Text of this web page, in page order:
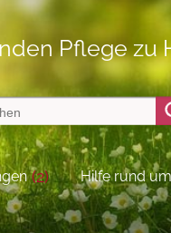
Pflege zu
(2) Hilfe rund